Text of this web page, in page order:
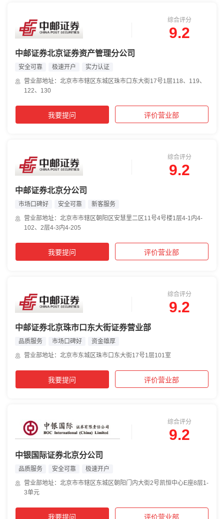
综合评分
9.2
中邮证券北京证券资产管理分公司
安全可靠 极速开户
实力认证
营业部地址：北京市市辖区东城区珠市口东大街17号1层118、119、
122、130
我要提问 评价营业部
综合评分
9.2
中邮证券北京分公司
市场口碑好 安全可靠
新客服务
营业部地址：北京市市辖区朝阳区安慧里二区11号4号楼1层4-1内4-
102、2层4-3内4-205
我要提问 评价营业部
综合评分
9.2
中邮证券北京珠市口东大街证券营业部
品质服务 市场口碑好
资金雄厚
营业部地址：北京市东城区珠市口东大街17号1层101室
我要提问 评价营业部
综合评分
9.2
中银国际证券北京分公司
品质服务 安全可靠
极速开户
营业部地址：北京市市辖区东城区朝阳门内大街2号凯恒中心E座8层1-
3单元
我要提问 评价营业部